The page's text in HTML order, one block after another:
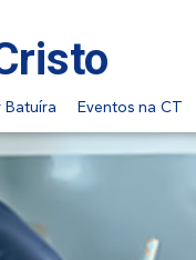
Batuíra Eventos na CT